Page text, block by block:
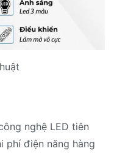
nghệ LED tiên
phí điện năng hàng